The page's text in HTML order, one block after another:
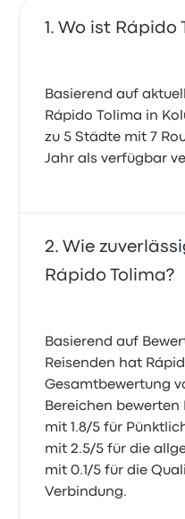
Wo ist Rápido
Basierend auf
Rápido Tolima in
zu 5 Städte mit 7
Jahr als verfügbar
Wie
Rápido Tolima?
Basierend auf
Reisenden hat
Gesamtbewertung
Bereichen bewerten
mit 1.8/5 für
mit 2.5/5 für die
mit 0.1/5 für die
Verbindung.